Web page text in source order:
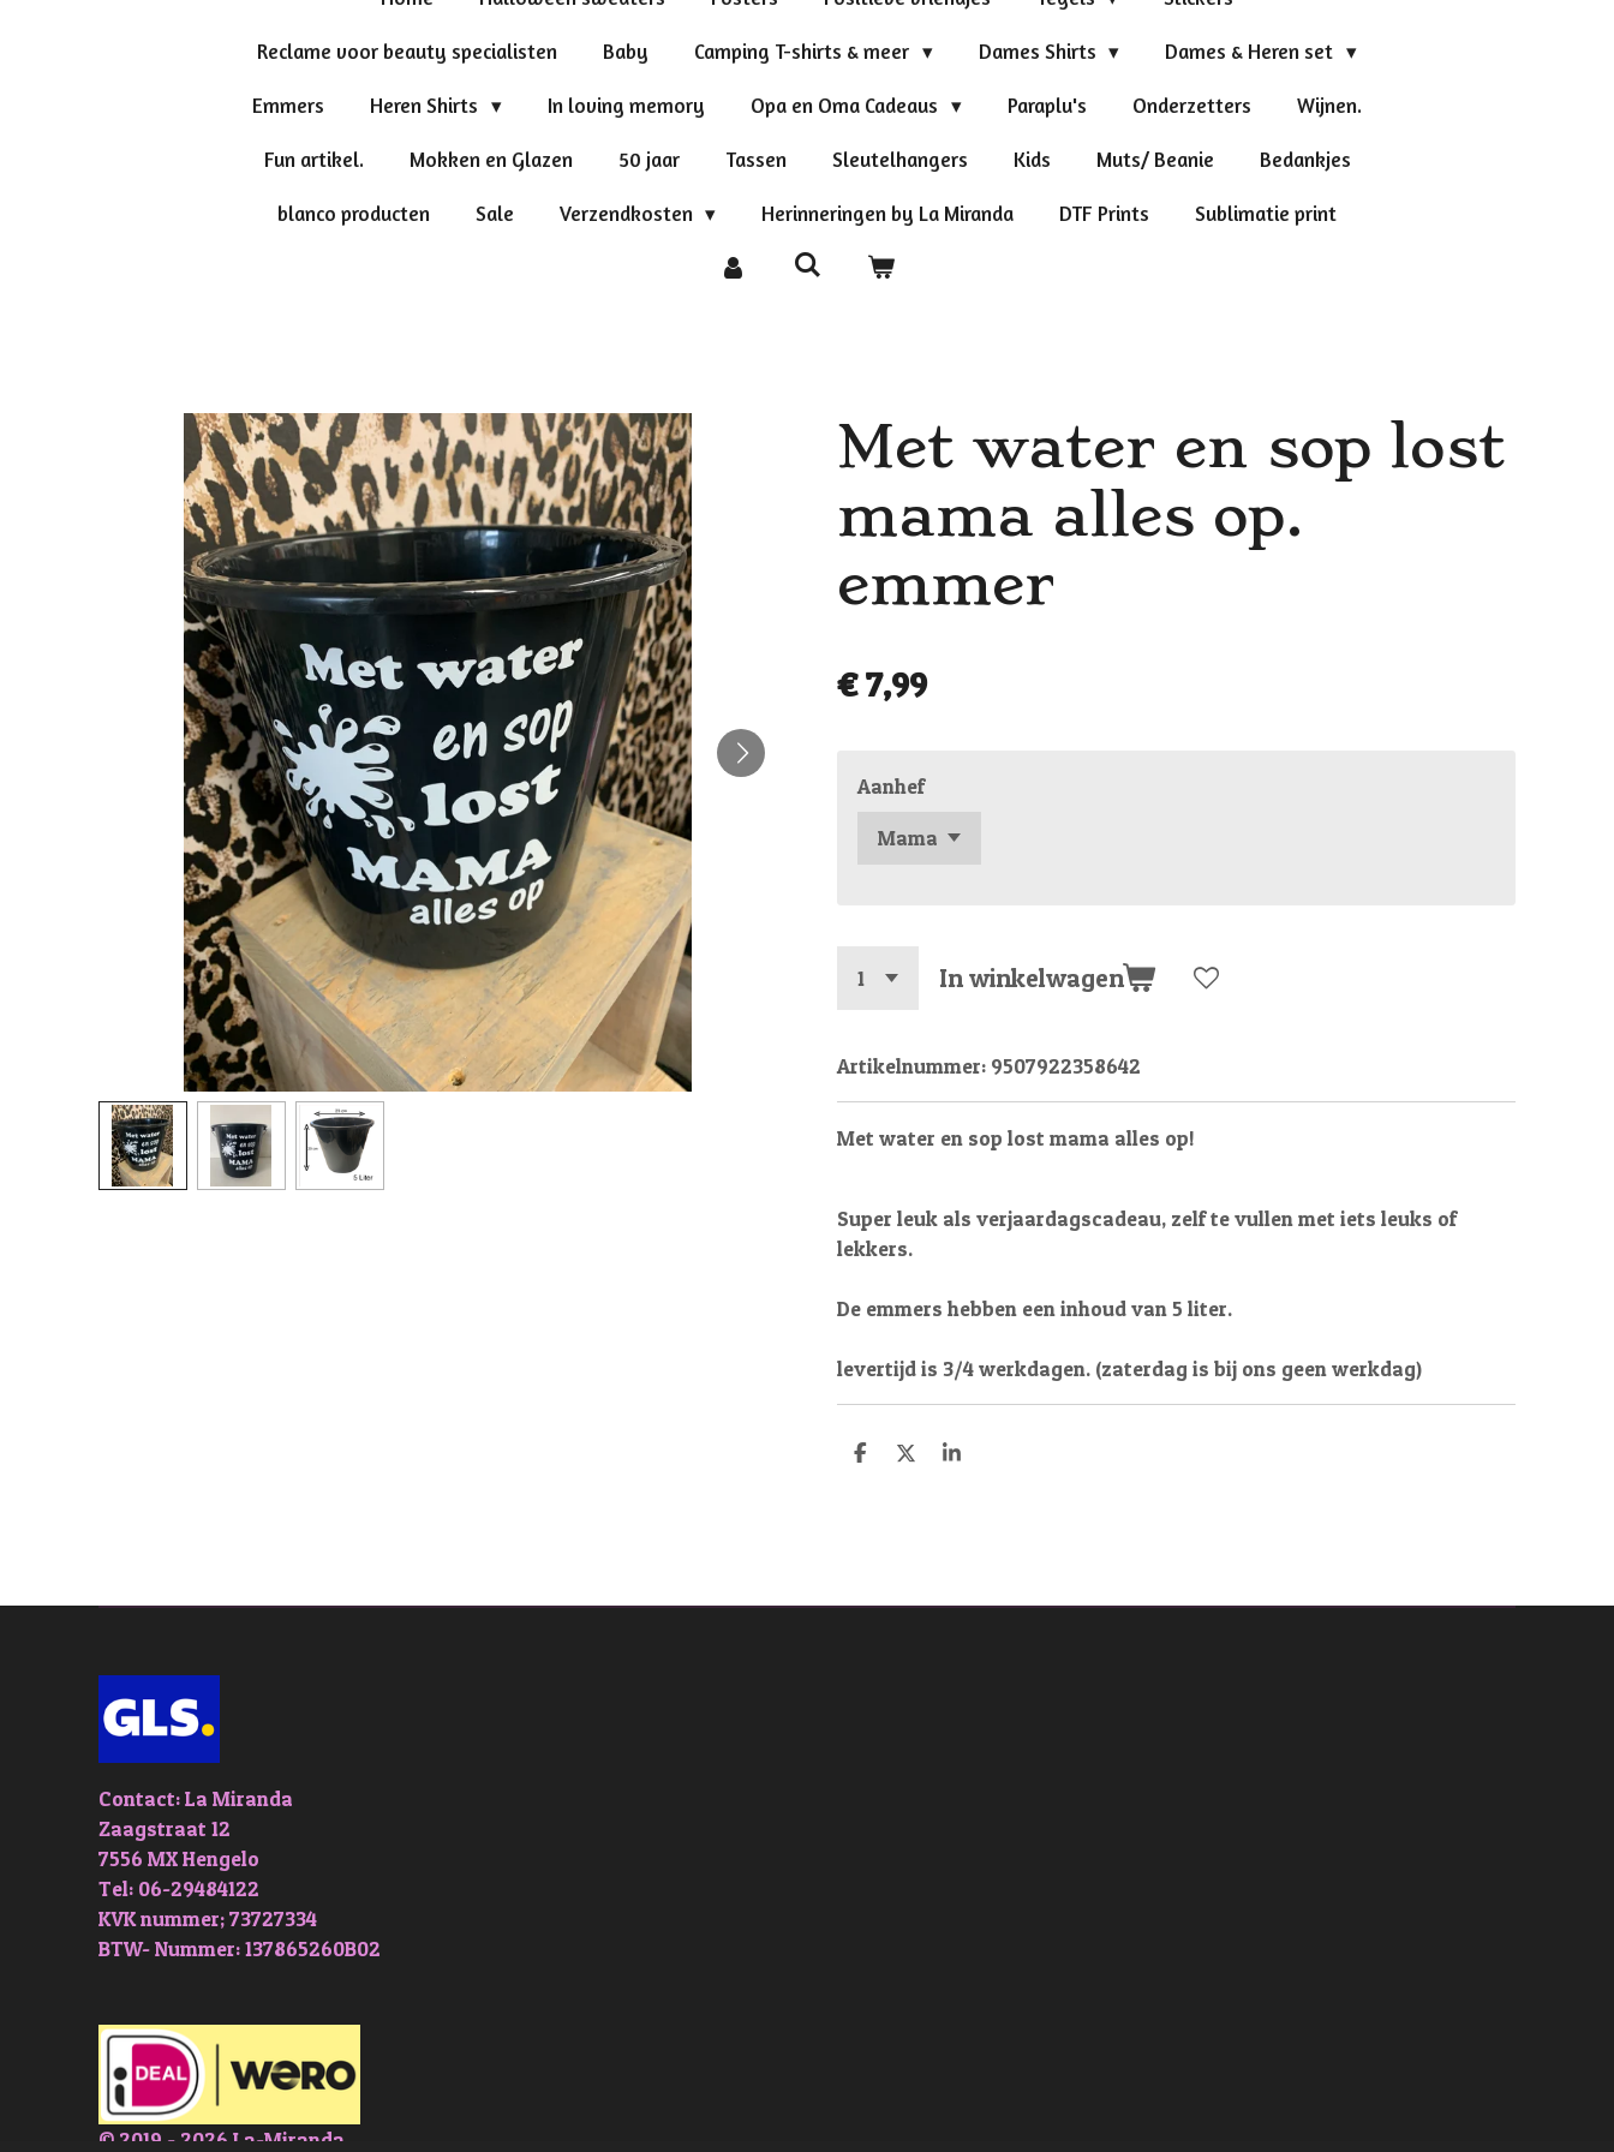
Reclame voor beauty specialisten Baby Camping T-shirts & meer Dames Shirts Dames & Heren set
Emmers Heren Shirts In loving memory Opa en Oma Cadeaus Paraplu's Onderzetters Wijnen.
Fun artikel. Mokken en Glazen 50 jaar Tassen Sleutelhangers Kids Muts/ Beanie Bedankjes
blanco producten Sale Verzendkosten Herinneringen by La Miranda DTF Prints Sublimatie print
Met water en sop lost
mama alles op.
emmer
€ 7,99
Aanhef
In winkelwagen
Artikelnummer: 9507922358642
Met water en sop lost mama alles op!
Super leuk als verjaardagscadeau, zelf te vullen met iets leuks of
lekkers.
De emmers hebben een inhoud van 5 liter.
levertijd is 3/4 werkdagen. (zaterdag is bij ons geen werkdag)
D
D
S
Contact: La Miranda
Zaagstraat 12
7556 MX Hengelo
Tel: 06-29484122
KVK nummer; 73727334
BTW- Nummer: 137865260B02
© 2019 - 2026 La-Miranda